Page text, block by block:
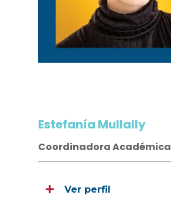
Estefanía Mullally
Coordinadora Académica
Ver perfil